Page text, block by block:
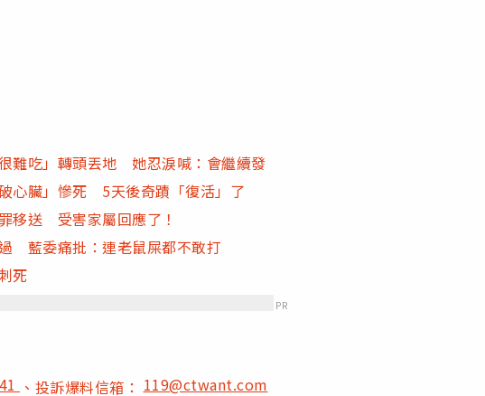
難吃」轉頭丟地 她忍淚喊：會繼續發
心臟」慘死 5天後奇蹟「復活」了
移送 受害家屬回應了！
藍委痛批：連老鼠屎都不敢打
死
PR
、投訴爆料信箱：119@ctwant.com